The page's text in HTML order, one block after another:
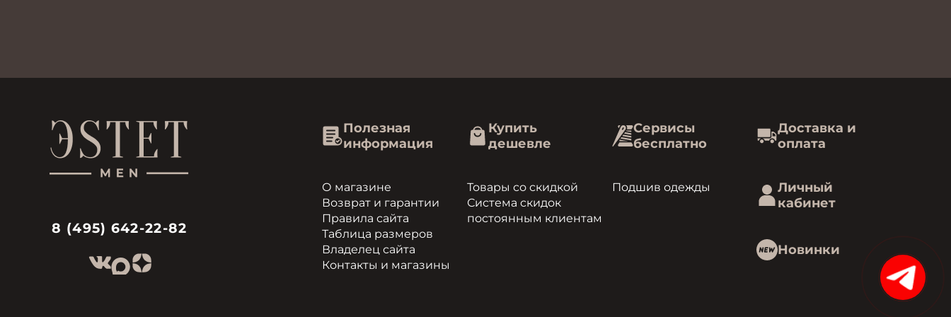
8 (495) 642-22-82
Полезная
информация
О магазине
Возврат и гарантии
Правила сайта
Таблица размеров
Владелец сайта
Контакты и магазины
Купить
дешевле
Товары со скидкой
Система скидок
постоянным клиентам
Сервисы
бесплатно
Подшив одежды
Доставка и
оплата
Личный
кабинет
Новинки